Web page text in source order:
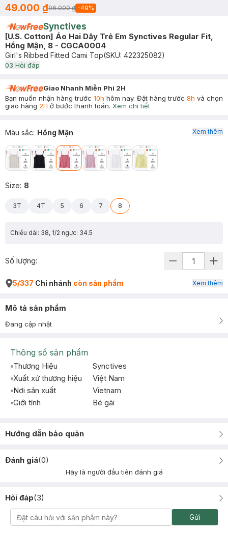
49.000 ₫96.000 ₫ -49%
Synctives
[U.S. Cotton] Áo Hai Dây Trẻ Em Synctives Regular Fit,
Hồng Mận, 8 - CGCA0004
Girl's Ribbed Fitted Cami Top(SKU: 422325082)
03 Hỏi đáp
Giao Nhanh Miễn Phí 2H
Bạn muốn nhận hàng trước 10h hôm nay. Đặt hàng trước 8h và chọn
giao hàng 2H ở bước thanh toán. Xem chi tiết
Màu sắc: Hồng Mận
Size: 8
3T 4T 5 6 7 8
Chiều dài: 38, 1/2 ngực: 34.5
Xem thêm
Số lượng:
5/337 Chi nhánh còn sản phẩm Xem thêm
Mô tả sản phẩm
Đang cập nhật
Thông số sản phẩm
Thương Hiệu
Synctives
Xuất xứ thương hiệu
Việt Nam
Nơi sản xuất
Vietnam
Giới tính
Bé gái
Hướng dẫn bảo quản
Đánh giá(0)
Hãy là người đầu tiên đánh giá
Hỏi đáp(3)
Gửi